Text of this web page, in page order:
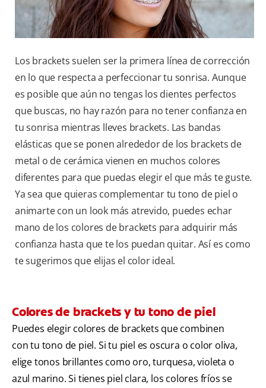
Los brackets suelen ser la primera línea de corrección
en lo que respecta a perfeccionar tu sonrisa. Aunque
es posible que aún no tengas los dientes perfectos
que buscas, no hay razón para no tener confianza en
tu sonrisa mientras lleves brackets. Las bandas
elásticas que se ponen alrededor de los brackets de
metal o de cerámica vienen en muchos colores
diferentes para que puedas elegir el que más te guste.
Ya sea que quieras complementar tu tono de piel o
animarte con un look más atrevido, puedes echar
mano de los colores de brackets para adquirir más
confianza hasta que te los puedan quitar. Así es como
te sugerimos que elijas el color ideal.
Colores de brackets y tu tono de piel
Puedes elegir colores de brackets que combinen
con tu tono de piel. Si tu piel es oscura o color oliva,
elige tonos brillantes como oro, turquesa, violeta o
azul marino. Si tienes piel clara, los colores fríos se